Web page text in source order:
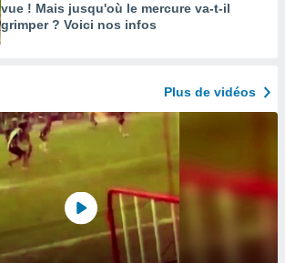
vue ! Mais jusqu'où le mercure va-t-il
grimper ? Voici nos infos
Plus de vidéos